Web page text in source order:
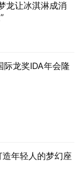
龙让冰淇淋成消
龙奖IDA年会隆
造年轻人的梦幻座